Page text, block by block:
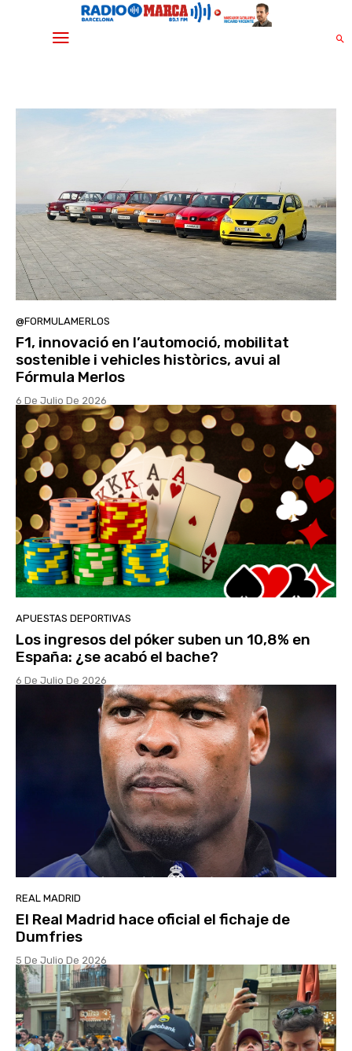
@FORMULAMERLOS
F1, innovació en l’automoció, mobilitat
sostenible i vehicles històrics, avui al
Fórmula Merlos
6 De Julio De 2026
APUESTAS DEPORTIVAS
Los ingresos del póker suben un 10,8% en
España: ¿se acabó el bache?
6 De Julio De 2026
REAL MADRID
El Real Madrid hace oficial el fichaje de
Dumfries
5 De Julio De 2026